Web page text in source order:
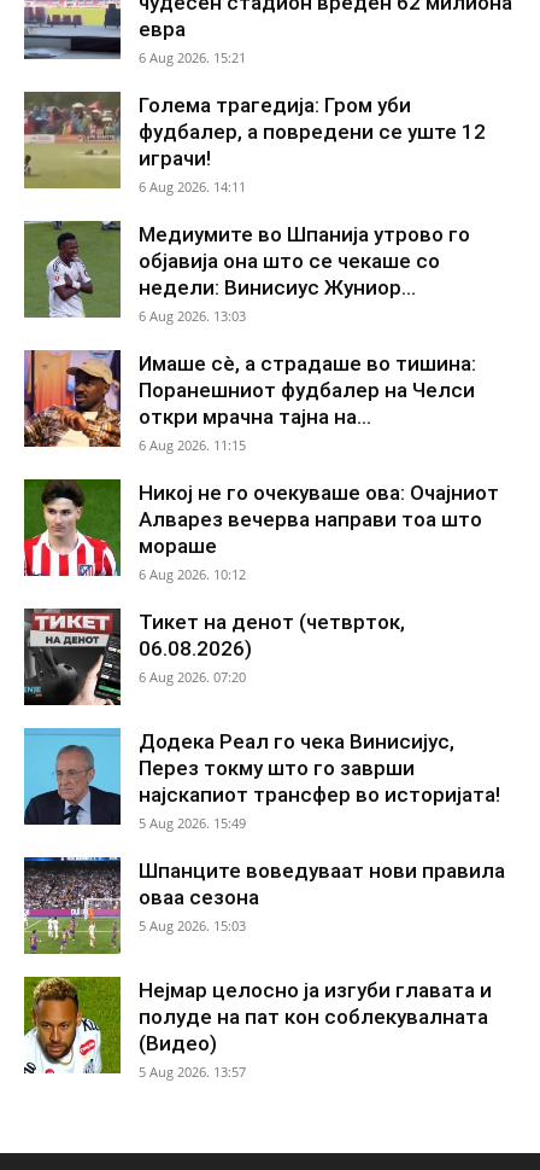
евра
6 Aug 2026. 15:21
Голема трагедија: Гром уби
фудбалер, а повредени се уште 12
играчи!
6 Aug 2026. 14:11
Медиумите во Шпанија утрово го
објавија она што се чекаше со
недели: Винисиус Жуниор...
6 Aug 2026. 13:03
Имаше сè, а страдаше во тишина:
Поранешниот фудбалер на Челси
откри мрачна тајна на...
6 Aug 2026. 11:15
Никој не го очекуваше ова: Очајниот
Алварез вечерва направи тоа што
мораше
6 Aug 2026. 10:12
Тикет на денот (четврток,
06.08.2026)
6 Aug 2026. 07:20
Додека Реал го чека Винисијус,
Перез токму што го заврши
најскапиот трансфер во историјата!
5 Aug 2026. 15:49
Шпанците воведуваат нови правила
оваа сезона
5 Aug 2026. 15:03
Нејмар целосно ја изгуби главата и
полуде на пат кон соблекувалната
(Видео)
5 Aug 2026. 13:57